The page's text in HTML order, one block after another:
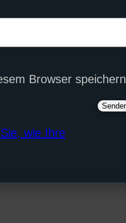
Browser
wie Ihre